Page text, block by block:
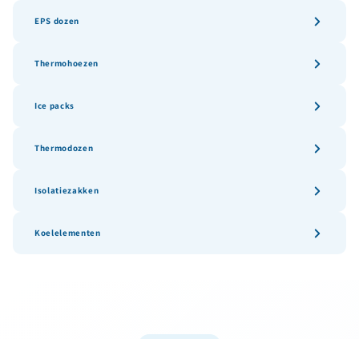
EPS dozen
Thermohoezen
Ice packs
Thermodozen
Isolatiezakken
Koelelementen